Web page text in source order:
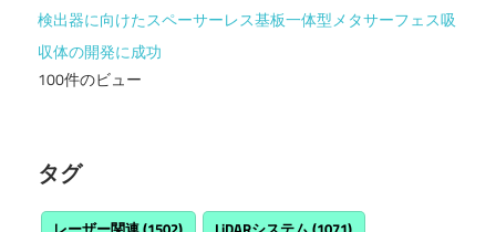
検出器に向けたスペーサーレス基板一体型メタサーフェス吸
収体の開発に成功
100件のビュー
タグ